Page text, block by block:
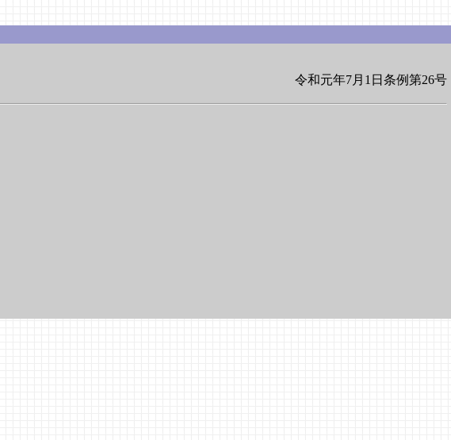
令和元年7月1日条例第26号